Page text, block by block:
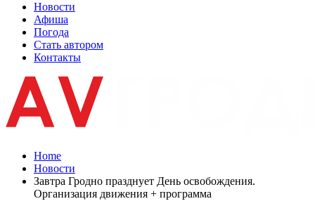
Новости
Афиша
Погода
Стать автором
Контакты
Home
Новости
Завтра Гродно празднует День освобождения.
Организация движения + программа